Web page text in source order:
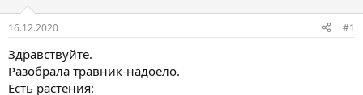
т
е
м
ы
а
л
16.12.2020 #1
Здравствуйте.
Разобрала травник-надоело.
Есть растения: